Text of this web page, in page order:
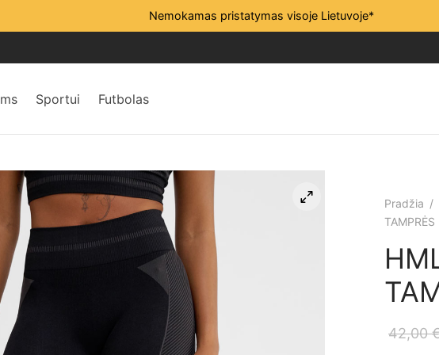
Nemokamas pristatymas visoje Lietuvoje*
Sportui Futbolas
Pradžia /
TAMPRĖS
42,00